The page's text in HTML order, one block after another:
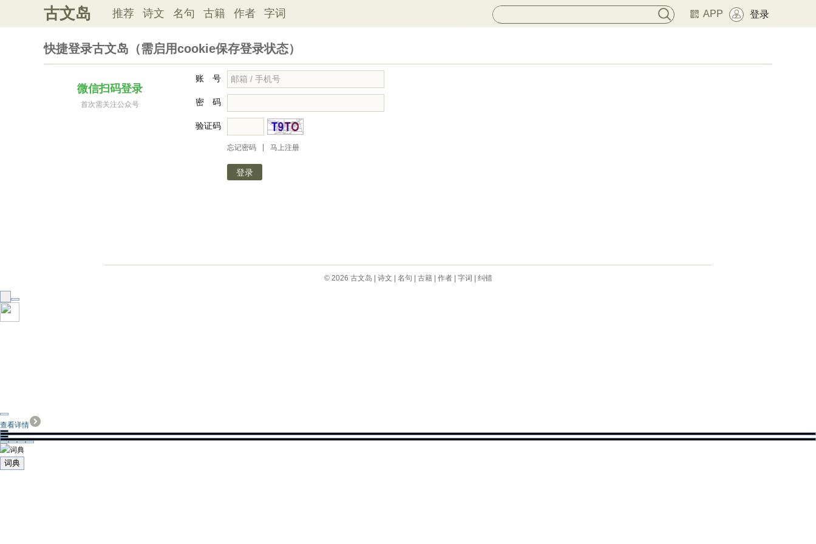
古文岛 推荐 诗文 名句 古籍 作者 字词 APP 登录
快捷登录古文岛（需启用cookie保存登录状态）
微信扫码登录
首次需关注公众号
账 号
密 码
验证码
忘记密码 马上注册
© 2026 古文岛 诗文 名句 古籍| 作者| 字词 纠错
查看详情
词典